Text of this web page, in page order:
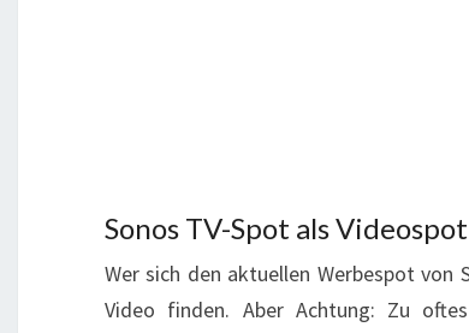
Sonos TV-Spot als Videospot
Wer sich den aktuellen Werbespot von
Video finden. Aber Achtung: Zu